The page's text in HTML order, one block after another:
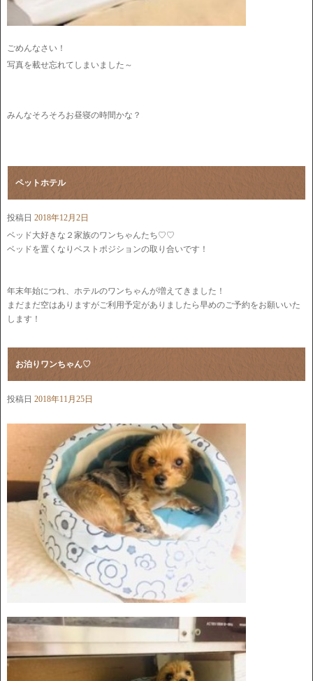
ごめんなさい！
写真を載せ忘れてしまいました～
みんなそろそろお昼寝の時間かな？
ペットホテル
投稿日 2018年12月2日
ベッド大好きな２家族のワンちゃんたち♡♡
ベッドを置くなりベストポジションの取り合いです！
年末年始につれ、ホテルのワンちゃんが増えてきました！
まだまだ空はありますがご利用予定がありましたら早めのご予約をお願いいた
します！
お泊りワンちゃん♡
投稿日 2018年11月25日